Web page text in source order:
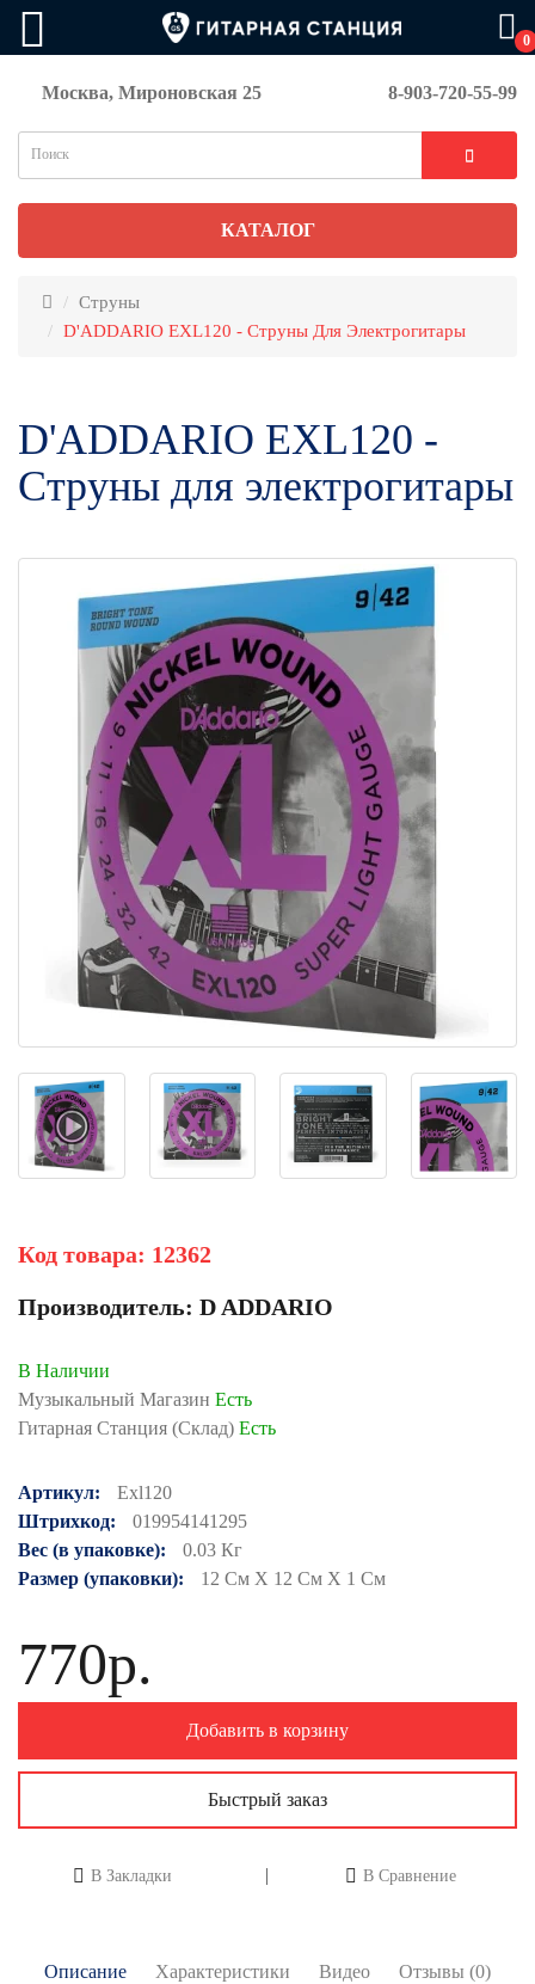
0
Москва, Мироновская 25 8-903-720-55-99
КАТАЛОГ
Струны
D'ADDARIO EXL120 - Струны Для Электрогитары
D'ADDARIO EXL120 -
Струны для электрогитары
Код товара: 12362
Производитель: D ADDARIO
В Наличии
Музыкальный Магазин Есть
Гитарная Станция (Склад) Есть
Артикул:
Exl120
Штрихкод:
019954141295
Вес (в упаковке):
0.03 Кг
Размер (упаковки):
12 См X 12 См X 1 См
770р.
Добавить в корзину
Быстрый заказ
В Закладки В Сравнение
Описание Характеристики Видео Отзывы (0)